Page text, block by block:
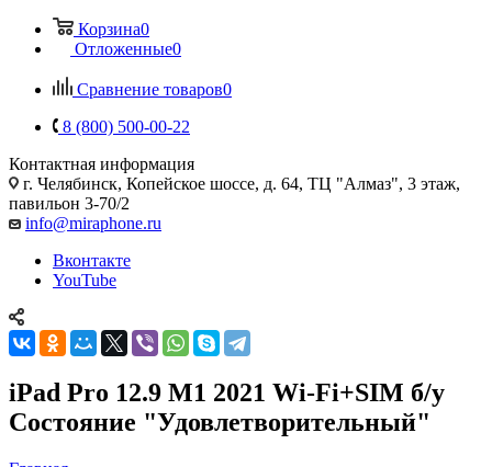
Корзина0
Отложенные0
Сравнение товаров0
8 (800) 500-00-22
Контактная информация
г. Челябинск, Копейское шоссе, д. 64, ТЦ "Алмаз", 3 этаж,
павильон 3-70/2
info@miraphone.ru
Вконтакте
YouTube
iPad Pro 12.9 M1 2021 Wi-Fi+SIM б/у
Состояние "Удовлетворительный"